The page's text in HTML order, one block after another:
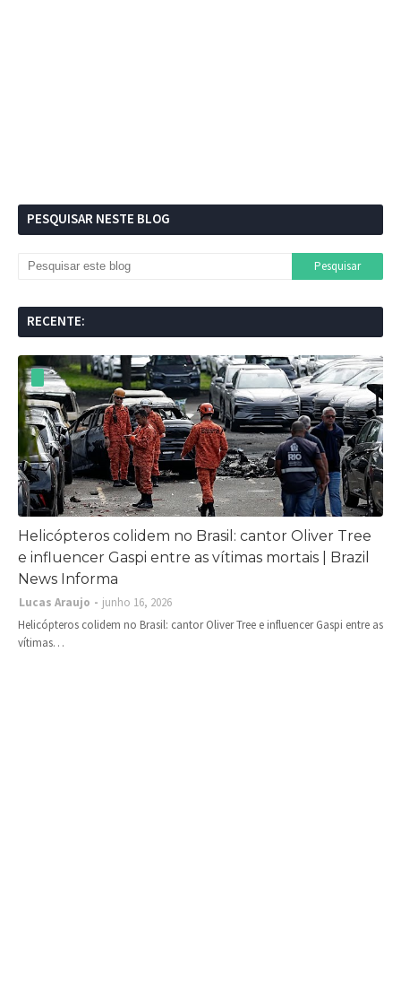
PESQUISAR NESTE BLOG
RECENTE:
Helicópteros colidem no Brasil: cantor Oliver Tree
e influencer Gaspi entre as vítimas mortais | Brazil
News Informa
Lucas Araujo
junho 16, 2026
Helicópteros colidem no Brasil: cantor Oliver Tree e influencer Gaspi entre as
vítimas…